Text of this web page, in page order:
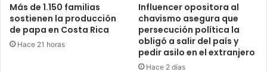
Más de 1.150 familias
sostienen la producción
de papa en Costa Rica
Hace 21 horas
Influencer opositora al
chavismo asegura que
persecución política la
obligó a salir del país y
pedir asilo en el extranjero
Hace 2 días